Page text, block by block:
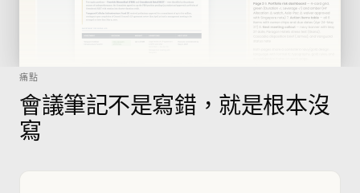
痛點
會議筆記不是寫錯，就是根本沒
寫